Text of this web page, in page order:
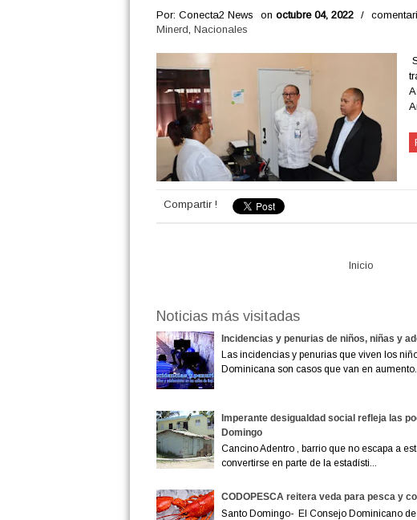
Por: Conecta2 News on octubre 04, 2022 /
Minerd, Nacionales
Compartir !
Inicio
Noticias más visitadas
Incidencias y penurias de niños, niñas y
Las incidencias y penurias que viven los
Dominicana son casos que van en
Imperante desigualdad social refleja las
Domingo
Cancino Adentro , barrio que no escapa a
convertirse en parte de la estadísti...
CODOPESCA reitera veda para pesca y
Santo Domingo- El Consejo Dominicano